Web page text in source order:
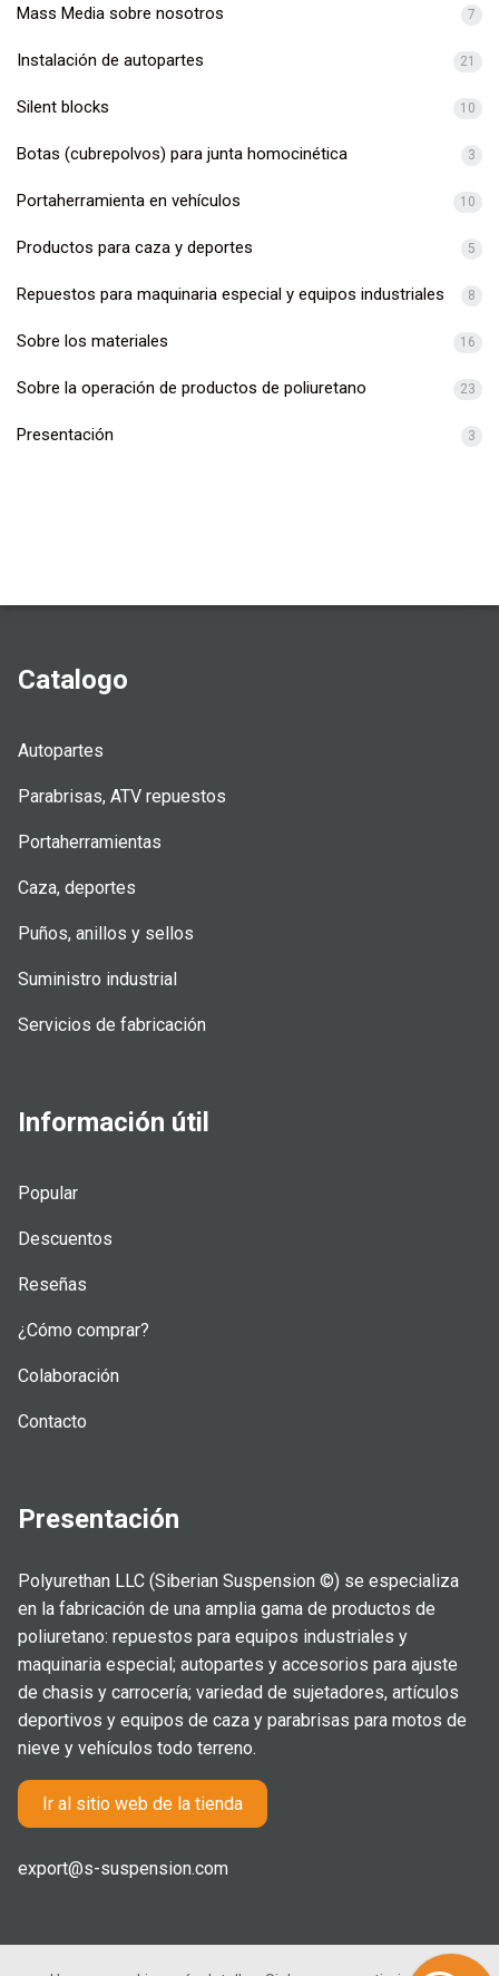
Mass Media sobre nosotros 7
Instalación de autopartes 21
Silent blocks 10
Botas (cubrepolvos) para junta homocinética 3
Portaherramienta en vehículos 10
Productos para caza y deportes 5
Repuestos para maquinaria especial y equipos industriales 8
Sobre los materiales 16
Sobre la operación de productos de poliuretano 23
Presentación 3
Catalogo
Autopartes
Parabrisas, ATV repuestos
Portaherramientas
Caza, deportes
Puños, anillos y sellos
Suministro industrial
Servicios de fabricación
Información útil
Popular
Descuentos
Reseñas
¿Cómo comprar?
Colaboración
Contacto
Presentación
Polyurethan LLC (Siberian Suspension ©) se especializa
en la fabricación de una amplia gama de productos de
poliuretano: repuestos para equipos industriales y
maquinaria especial; autopartes y accesorios para ajuste
de chasis y carrocería; variedad de sujetadores, artículos
deportivos y equipos de caza y parabrisas para motos de
nieve y vehículos todo terreno.
Ir al sitio web de la tienda
export@s-suspension.com